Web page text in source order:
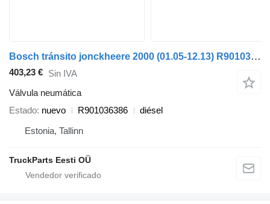
Bosch tránsito jonckheere 2000 (01.05-12.13) R901036386 válvula neumática para VDL Jonckheere Transit 2000 (2005-2013) autobús
403,23 € Sin IVA
Válvula neumática
Estado nuevo R901036386
diésel
Estonia, Tallinn
TruckParts Eesti OÜ